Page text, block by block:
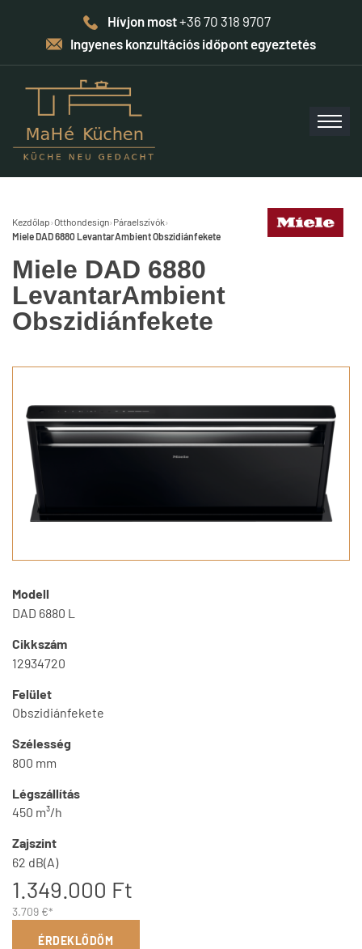
Hívjon most+36 70 318 9707
Ingyenes konzultációs időpont egyeztetés
Kezdőlap›Otthondesign› Páraelszívók›
Miele DAD 6880 LevantarAmbient Obszidiánfekete
Miele DAD 6880
LevantarAmbient
Obszidiánfekete
Modell
DAD 6880 L
Cikkszám
12934720
Felület
Obszidiánfekete
Szélesség
800 mm
Légszállítás
450 m³/h
Zajszint
62 dB(A)
1.349.000 Ft
3.709 €*
ÉRDEKLŐDÖM